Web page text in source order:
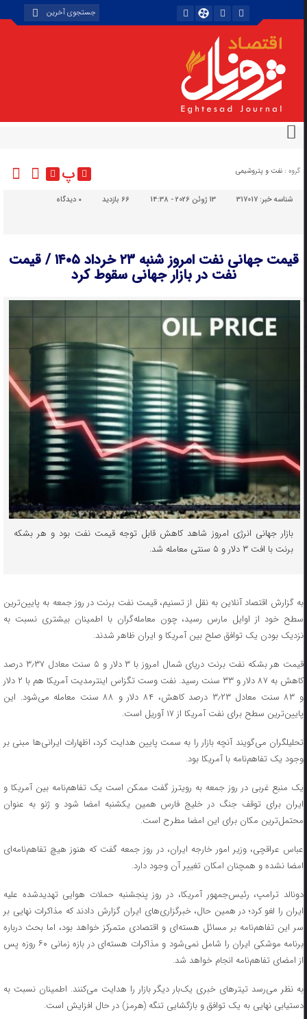
گروه : نفت و پتروشیمی پ
شناسه خبر:317017 13 ژوئن 2026 - 14:38 66 بازدید دیدگاه
قیمت جهانی نفت امروز شنبه ۲۳ خرداد ۱۴۰۵ / قیمت
نفت در بازار جهانی سقوط کرد
بازار جهانی انرژی امروز شاهد کاهش قابل توجه قیمت نفت بود و هر بشکه
برنت با افت ۳ دلار و ۵ سنتی معامله شد.
به گزارش اقتصاد آنلاین به نقل از تسنیم، قیمت نفت برنت در روز جمعه به پایین‌ترین
سطح خود از اوایل مارس رسید، چون معامله‌گران با اطمینان بیشتری نسبت به
نزدیک بودن یک توافق صلح بین آمریکا و ایران ظاهر شدند.
قیمت هر بشکه نفت برنت دریای شمال امروز با ۳ دلار و ۵ سنت معادل ۳٫۳۷ درصد
کاهش به ۸۷ دلار و ۳۳ سنت رسید. نفت وست تگزاس اینترمدیت آمریکا هم با ۲ دلار
و ۸۳ سنت معادل ۳٫۲۳ درصد کاهش، ۸۴ دلار و ۸۸ سنت معامله می‌شود. این
پایین‌ترین سطح برای نفت آمریکا از ۱۷ آوریل است.
تحلیلگران می‌گویند آنچه بازار را به سمت پایین هدایت کرد، اظهارات ایرانی‌ها مبنی بر
وجود یک تفاهم‌نامه با آمریکا بود.
یک منبع غربی در روز جمعه به رویترز گفت ممکن است یک تفاهم‌نامه بین آمریکا و
ایران برای توقف جنگ در خلیج فارس همین یکشنبه امضا شود و ژنو به عنوان
محتمل‌ترین مکان برای این امضا مطرح است.
عباس عراقچی، وزیر امور خارجه ایران، در روز جمعه گفت که هنوز هیچ تفاهم‌نامه‌ای
امضا نشده و همچنان امکان تغییر آن وجود دارد.
دونالد ترامپ، رئیس‌جمهور آمریکا، در روز پنجشنبه حملات هوایی تهدیدشده علیه
ایران را لغو کرد؛ در همین حال، خبرگزاری‌های ایران گزارش دادند که مذاکرات نهایی بر
سر این تفاهم‌نامه بر مسائل هسته‌ای و اقتصادی متمرکز خواهد بود، اما بحث درباره
برنامه موشکی ایران را شامل نمی‌شود و مذاکرات هسته‌ای در بازه زمانی ۶۰ روزه پس
از امضای تفاهم‌نامه انجام خواهد شد.
به نظر می‌رسد تیترهای خبری یک‌بار دیگر بازار را هدایت می‌کنند. اطمینان نسبت به
دستیابی نهایی به یک توافق و بازگشایی تنگه (هرمز) در حال افزایش است.